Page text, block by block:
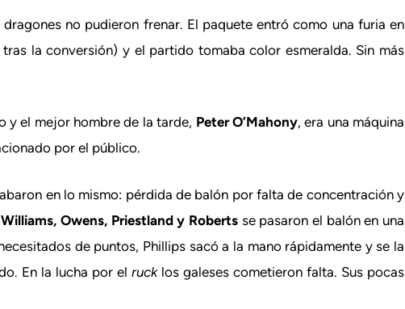
dragones no pudieron frenar. El paquete entró como una furia en
la conversión) y el partido tomaba color esmeralda. Sin más
y el mejor hombre de la tarde, Peter O’Mahony, era una máquina
por el público.
en lo mismo: pérdida de balón por falta de concentración y
Owens, Priestland y Robertsse pasaron el balón en una
de puntos, Phillips sacó a la mano rápidamente y se la
En la lucha por el rucklos galeses cometieron falta. Sus pocas